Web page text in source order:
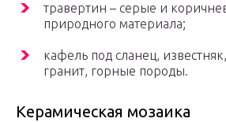
травертин – серые и
природного материала;
кафель под сланец,
гранит, горные породы.
Керамическая мозаика